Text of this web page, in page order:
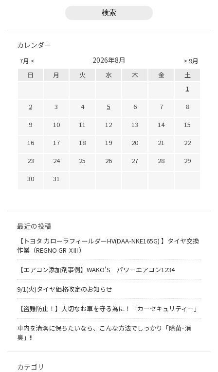
カレンダー
7月 < > 9月
2026年8月
日 月 火 水 木 金
土
1
2
3 4 5 6 7
8
9
10 11 12 13 14
15
16
17 18 19 20 21
22
23
24 25 26 27 28
29
30
31
最近の投稿
【トヨタ カローラフィールダーHV(DAA-NKE165G) 】タイヤ交換
作業（REGNO GR-XⅢ）
【エアコン添加剤事例】WAKO'S パワーエアコン1234
9/1(火)タイヤ価格改定のお知らせ
【盗難防止！】大切なお車を守る為に！「カーセキュリティー」
車内を清潔に保ちたいなら、こんな方法でしっかり「除菌･消
臭」!!
カテゴリ